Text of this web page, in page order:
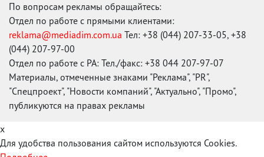
По вопросам рекламы обращайтесь:
Отдел по работе с прямыми клиентами:
reklama@mediadim.com.ua Тел: +38 (044) 207-33-05, +38
(044) 207-97-00
Отдел по работе с РА: Тел./факс: +38 044 207-97-07
Материалы, отмеченные знаками "Реклама", "PR",
"Спецпроект", "Новости компаний", "Актуально", "Промо",
публикуются на правах рекламы
x
Для удобства пользования сайтом используются Cookies.